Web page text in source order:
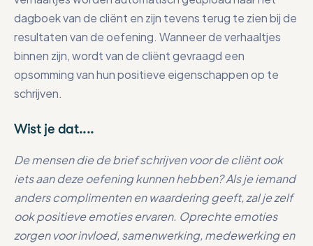
dagboek van de cliënt en zijn tevens terug te zien bij de
resultaten van de oefening. Wanneer de verhaaltjes
binnen zijn, wordt van de cliënt gevraagd een
opsomming van hun positieve eigenschappen op te
schrijven.
Wist je dat....
De mensen die de brief schrijven voor de cliënt ook
iets aan deze oefening kunnen hebben? Als je iemand
anders complimenten en waardering geeft, zal je zelf
ook positieve emoties ervaren. Oprechte emoties
zorgen voor invloed, samenwerking, medewerking en